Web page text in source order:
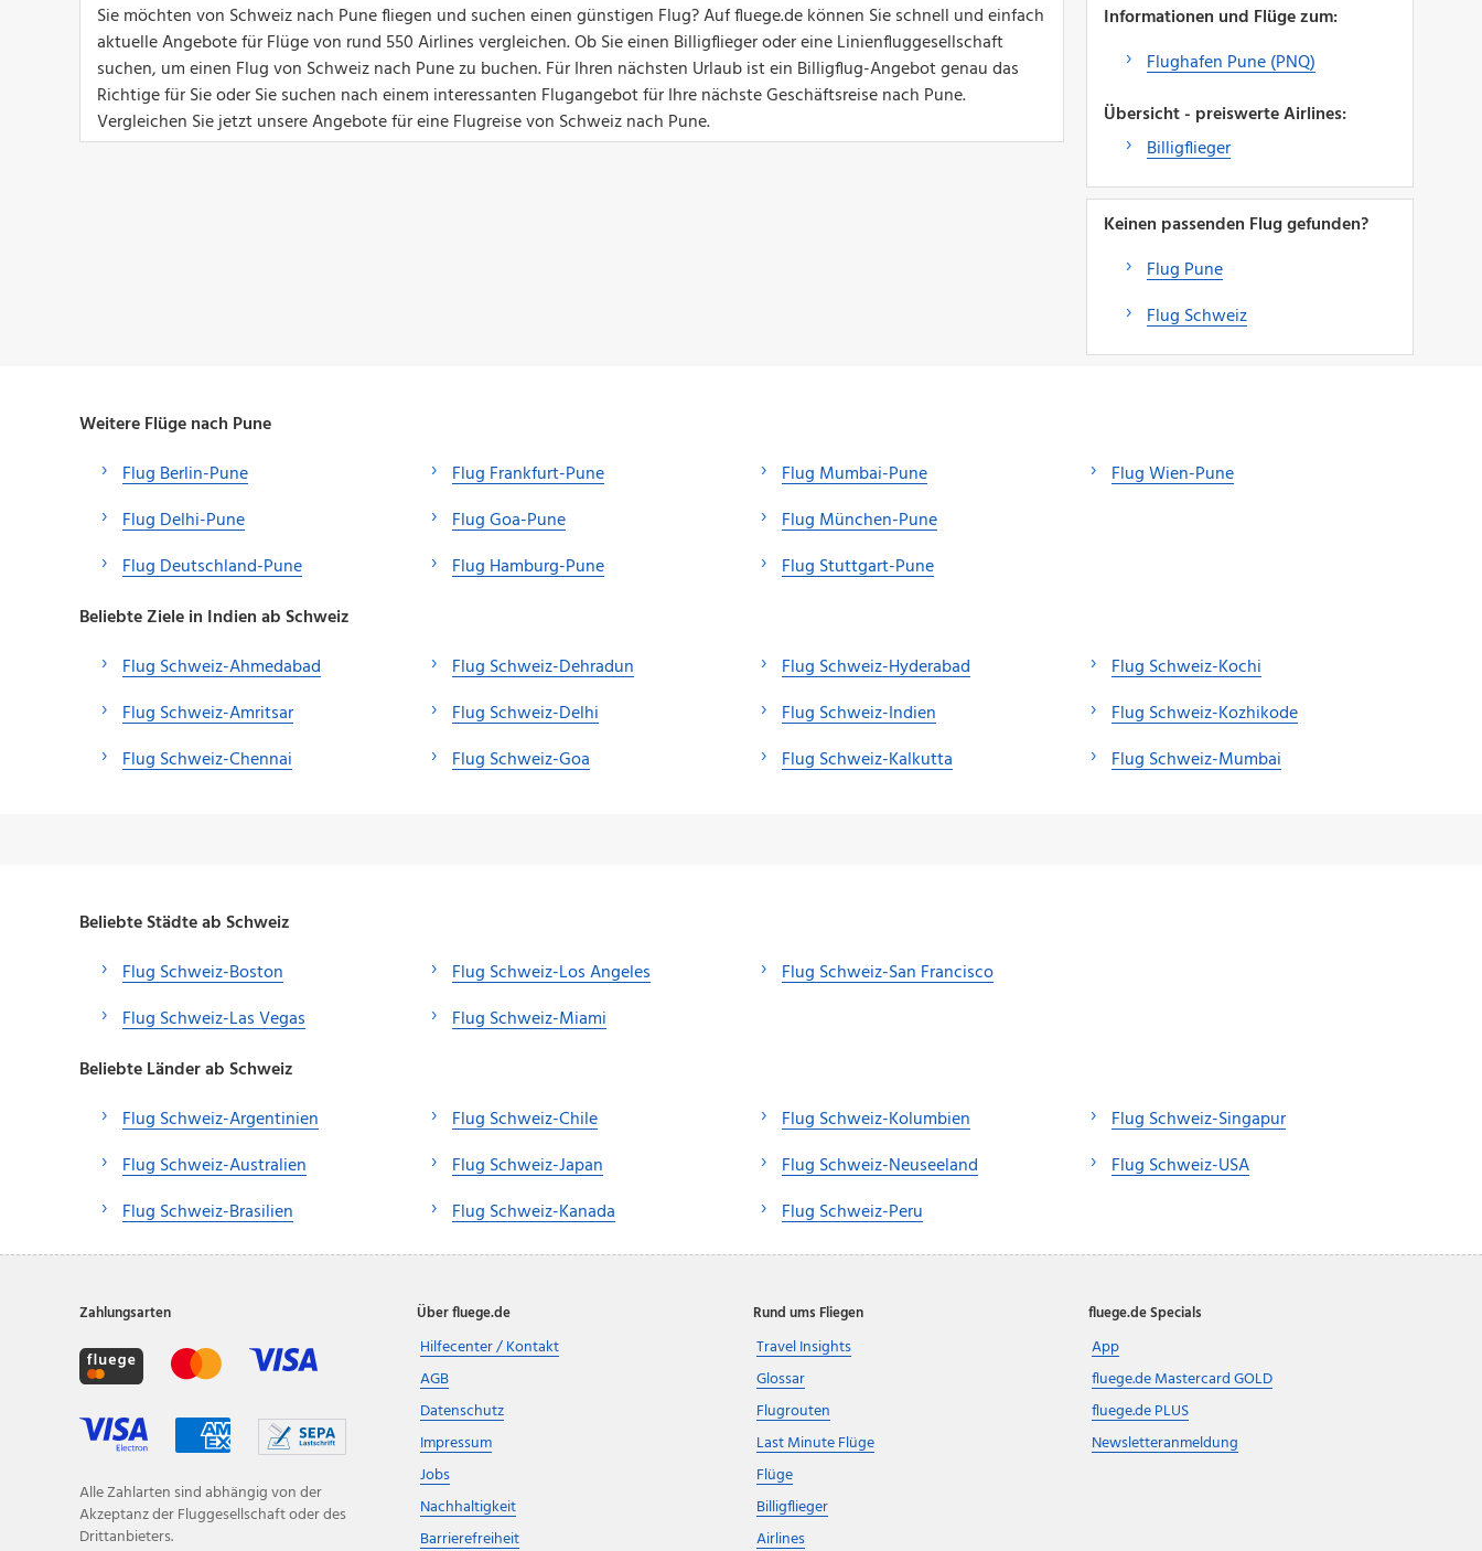
Sie möchten von Schweiz nach Pune fliegen und suchen einen günstigen Flug? Auf fluege.de können Sie schnell und einfach
aktuelle Angebote für Flüge von rund 550 Airlines vergleichen. Ob Sie einen Billigflieger oder eine Linienfluggesellschaft
suchen, um einen Flug von Schweiz nach Pune zu buchen. Für Ihren nächsten Urlaub ist ein Billigflug-Angebot genau das
Richtige für Sie oder Sie suchen nach einem interessanten Flugangebot für Ihre nächste Geschäftsreise nach Pune.
Vergleichen Sie jetzt unsere Angebote für eine Flugreise von Schweiz nach Pune.
Informationen und Flüge zum:
Flughafen Pune (PNQ)
Übersicht - preiswerte Airlines:
Billigflieger
Keinen passenden Flug gefunden?
Flug Pune
Flug Schweiz
Weitere Flüge nach Pune
Flug Berlin-Pune
Flug Delhi-Pune
Flug Deutschland-Pune
Flug Frankfurt-Pune
Flug Goa-Pune
Flug Hamburg-Pune
Flug Mumbai-Pune
Flug München-Pune
Flug Stuttgart-Pune
Flug Wien-Pune
Beliebte Ziele in Indien ab Schweiz
Flug Schweiz-Ahmedabad
Flug Schweiz-Amritsar
Flug Schweiz-Chennai
Flug Schweiz-Dehradun
Flug Schweiz-Delhi
Flug Schweiz-Goa
Flug Schweiz-Hyderabad
Flug Schweiz-Indien
Flug Schweiz-Kalkutta
Flug Schweiz-Kochi
Flug Schweiz-Kozhikode
Flug Schweiz-Mumbai
Beliebte Städte ab Schweiz
Flug Schweiz-Boston
Flug Schweiz-Las Vegas
Flug Schweiz-Los Angeles
Flug Schweiz-Miami
Flug Schweiz-San Francisco
Beliebte Länder ab Schweiz
Flug Schweiz-Argentinien
Flug Schweiz-Australien
Flug Schweiz-Brasilien
Flug Schweiz-Chile
Flug Schweiz-Japan
Flug Schweiz-Kanada
Flug Schweiz-Kolumbien
Flug Schweiz-Neuseeland
Flug Schweiz-Peru
Flug Schweiz-Singapur
Flug Schweiz-USA